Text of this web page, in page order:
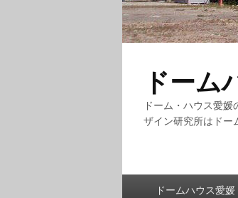
ドー
ドーム・ハウス愛
ザイン研究所はドー
ドームハウス愛媛